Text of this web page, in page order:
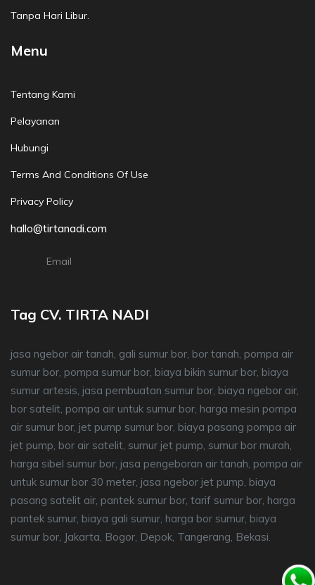
Tanpa Hari Libur.
Menu
Tentang Kami
Pelayanan
Hubungi
Terms And Conditions Of Use
Privacy Policy
hallo@tirtanadi.com
Email
Tag CV. TIRTA NADI
jasa ngebor air tanah, gali sumur bor, bor tanah, pompa air
sumur bor, pompa sumur bor, biaya bikin sumur bor, biaya
sumur artesis, jasa pembuatan sumur bor, biaya ngebor air,
bor satelit, pompa air untuk sumur bor, harga mesin pompa
air sumur bor, jet pump sumur bor, biaya pasang pompa air
jet pump, bor air satelit, sumur jet pump, sumur bor murah,
harga sibel sumur bor, jasa pengeboran air tanah, pompa air
untuk sumur bor 30 meter, jasa ngebor jet pump, biaya
pasang satelit air, pantek sumur bor, tarif sumur bor, harga
pantek sumur, biaya gali sumur, harga bor sumur, biaya
sumur bor, Jakarta, Bogor, Depok, Tangerang, Bekasi.